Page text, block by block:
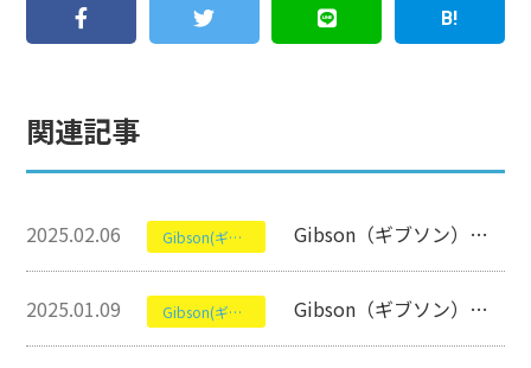
関連記事
2025.02.06 Gibson(ギブソン) Gibson（ギブソン）のES-339について【セミアコースティックギター】
2025.01.09 Gibson(ギブソン) Gibson（ギブソン）の1933 L-00 Ebony Light Agedついて【アコースティックギター】